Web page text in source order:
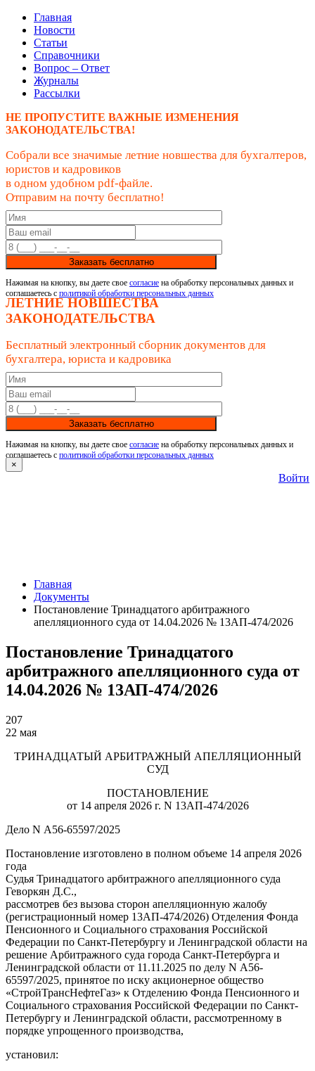
Главная
Новости
Статьи
Справочники
Вопрос – Ответ
Журналы
Рассылки
НЕ ПРОПУСТИТЕ ВАЖНЫЕ ИЗМЕНЕНИЯ
ЗАКОНОДАТЕЛЬСТВА!
Собрали все значимые летние новшества для бухгалтеров,
юристов и кадровиков
в одном удобном pdf-файле.
Отправим на почту бесплатно!
Заказать бесплатно
Нажимая на кнопку, вы даете свое согласие на обработку персональных данных и
соглашаетесь с политикой обработки персональных данных
ЛЕТНИЕ НОВШЕСТВА
ЗАКОНОДАТЕЛЬСТВА
Бесплатный электронный сборник документов для
бухгалтера, юриста и кадровика
Заказать бесплатно
Нажимая на кнопку, вы даете свое согласие на обработку персональных данных и
соглашаетесь с политикой обработки персональных данных
×
Войти
Главная
Документы
Постановление Тринадцатого арбитражного
апелляционного суда от 14.04.2026 № 13АП-474/2026
Постановление Тринадцатого
арбитражного апелляционного суда от
14.04.2026 № 13АП-474/2026
207
22 мая
ТРИНАДЦАТЫЙ АРБИТРАЖНЫЙ АПЕЛЛЯЦИОННЫЙ
СУД
ПОСТАНОВЛЕНИЕ
от 14 апреля 2026 г. N 13АП-474/2026
Дело N А56-65597/2025
Постановление изготовлено в полном объеме 14 апреля 2026
года
Судья Тринадцатого арбитражного апелляционного суда
Геворкян Д.С.,
рассмотрев без вызова сторон апелляционную жалобу
(регистрационный номер 13АП-474/2026) Отделения Фонда
Пенсионного и Социального страхования Российской
Федерации по Санкт-Петербургу и Ленинградской области на
решение Арбитражного суда города Санкт-Петербурга и
Ленинградской области от 11.11.2025 по делу N А56-
65597/2025, принятое по иску акционерное общество
«СтройТрансНефтеГаз» к Отделению Фонда Пенсионного и
Социального страхования Российской Федерации по Санкт-
Петербургу и Ленинградской области, рассмотренному в
порядке упрощенного производства,
установил: